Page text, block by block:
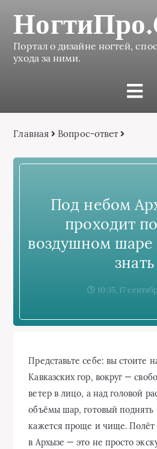
Портал о дизайне ногтей,
ухода за ними.
Главная Вопрос-ответ
Под небом
проходит
воздушном шаре
знать
10:35, 17
Представьте себе: вы стоите
Кавказских гор, вокруг —
ветер в лицо, а над головой
объёмы шар, готовый поднять
кажется проще и чище.
в Архызе — это не просто